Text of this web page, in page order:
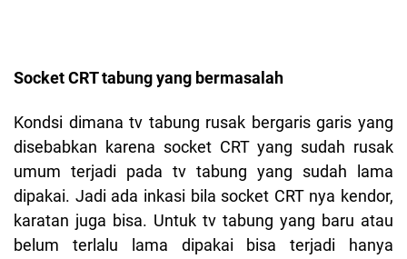
Socket CRT tabung yang bermasalah
Kondsi dimana tv tabung rusak bergaris garis yang
disebabkan karena socket CRT yang sudah rusak
umum terjadi pada tv tabung yang sudah lama
dipakai. Jadi ada inkasi bila socket CRT nya kendor,
karatan juga bisa. Untuk tv tabung yang baru atau
belum terlalu lama dipakai bisa terjadi hanya